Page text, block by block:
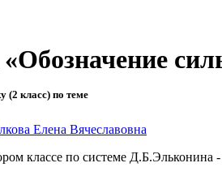
(2 класс) по теме
Елена Вячеславовна
классе по системе